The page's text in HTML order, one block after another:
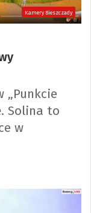
Kamery Bieszczady
„Punkcie
Solina to
w